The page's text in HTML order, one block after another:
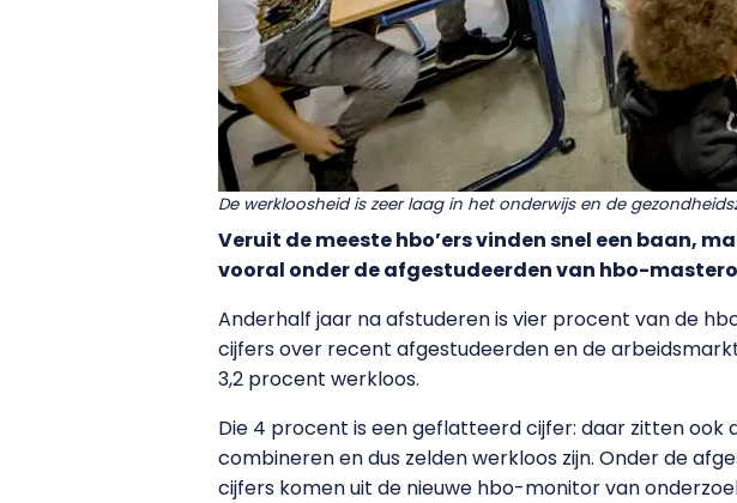
De werkloosheid is zeer laag in het onderwijs en de
Veruit de meeste hbo’ers vinden snel een baan,
vooral onder de afgestudeerden van hbo-
Anderhalf jaar na afstuderen is vier procent van de
cijfers over recent afgestudeerden en de
3,2 procent werkloos.
Die 4 procent is een geflatteerd cijfer: daar zitten ook
combineren en dus zelden werkloos zijn. Onder de
cijfers komen uit de nieuwe hbo-monitor van